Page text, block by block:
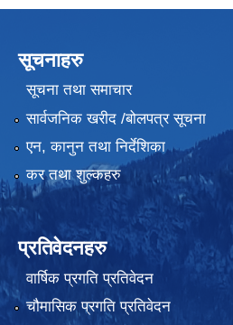
सूचनाहरु
सूचना तथा समाचार
सार्वजनिक खरीद /बोलपत्र सूचना
एन, कानुन तथा निर्देशिका
कर तथा शुल्कहरु
प्रतिवेदनहरु
वार्षिक प्रगति प्रतिवेदन
चौमासिक प्रगति प्रतिवेदन